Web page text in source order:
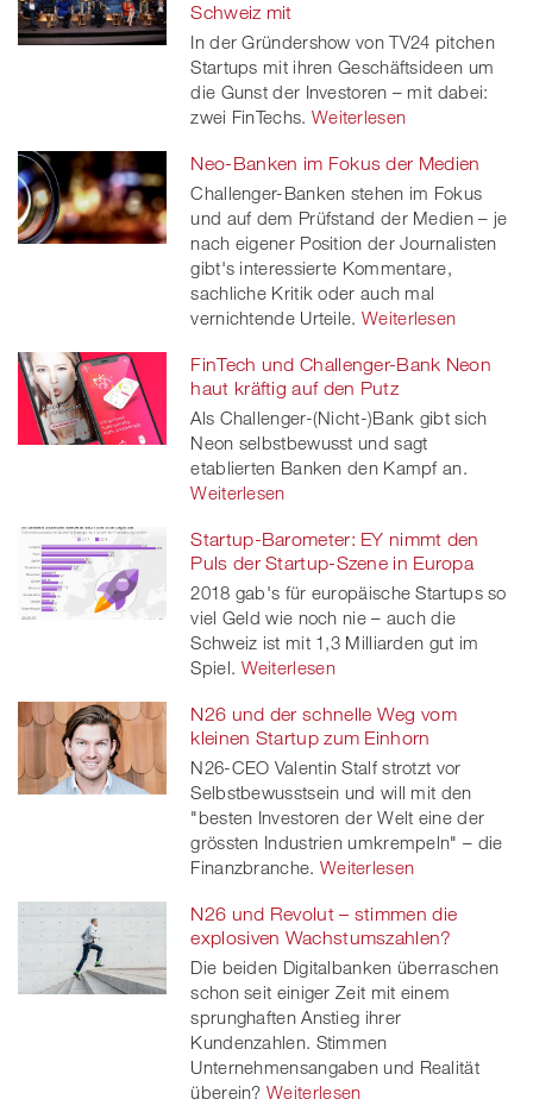
Schweiz mit
In der Gründershow von TV24 pitchen
Startups mit ihren Geschäftsideen um
die Gunst der Investoren – mit dabei:
zwei FinTechs. Weiterlesen
Neo-Banken im Fokus der Medien
Challenger-Banken stehen im Fokus
und auf dem Prüfstand der Medien – je
nach eigener Position der Journalisten
gibt's interessierte Kommentare,
sachliche Kritik oder auch mal
vernichtende Urteile. Weiterlesen
FinTech und Challenger-Bank Neon
haut kräftig auf den Putz
Als Challenger-(Nicht-)Bank gibt sich
Neon selbstbewusst und sagt
etablierten Banken den Kampf an.
Weiterlesen
Startup-Barometer: EY nimmt den
Puls der Startup-Szene in Europa
2018 gab's für europäische Startups so
viel Geld wie noch nie – auch die
Schweiz ist mit 1,3 Milliarden gut im
Spiel. Weiterlesen
N26 und der schnelle Weg vom
kleinen Startup zum Einhorn
N26-CEO Valentin Stalf strotzt vor
Selbstbewusstsein und will mit den
"besten Investoren der Welt eine der
grössten Industrien umkrempeln" – die
Finanzbranche. Weiterlesen
N26 und Revolut – stimmen die
explosiven Wachstumszahlen?
Die beiden Digitalbanken überraschen
schon seit einiger Zeit mit einem
sprunghaften Anstieg ihrer
Kundenzahlen. Stimmen
Unternehmensangaben und Realität
überein? Weiterlesen